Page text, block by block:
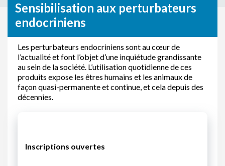
Sensibilisation aux perturbateurs
endocriniens
Les perturbateurs endocriniens sont au cœur de
l’actualité et font l’objet d’une inquiétude grandissante
au sein de la société. L’utilisation quotidienne de ces
produits expose les êtres humains et les animaux de
façon quasi-permanente et continue, et cela depuis des
décennies.
Inscriptions ouvertes